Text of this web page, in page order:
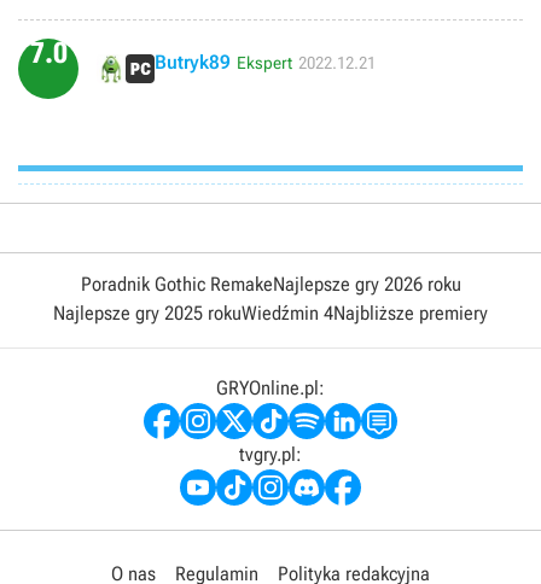
7.0 Butryk89 Ekspert 2022.12.21
Poradnik Gothic RemakeNajlepsze gry 2026 roku
Najlepsze gry 2025 rokuWiedźmin 4Najbliższe premiery
GRYOnline.pl:
tvgry.pl:
O nas Regulamin Polityka redakcyjna